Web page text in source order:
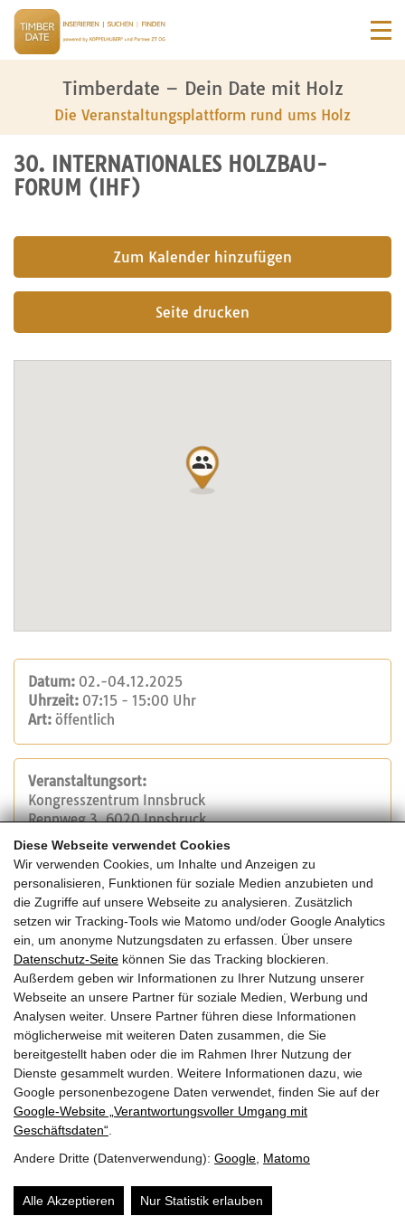
Diese Webseite verwendet Cookies
Wir verwenden Cookies, um Inhalte und Anzeigen zu
personalisieren, Funktionen für soziale Medien anzubieten und
die Zugriffe auf unsere Webseite zu analysieren. Zusätzlich
setzen wir Tracking-Tools wie Matomo und/oder Google Analytics
ein, um anonyme Nutzungsdaten zu erfassen. Über unsere
Datenschutz-Seite können Sie das Tracking blockieren.
Außerdem geben wir Informationen zu Ihrer Nutzung unserer
Webseite an unsere Partner für soziale Medien, Werbung und
Analysen weiter. Unsere Partner führen diese Informationen
möglicherweise mit weiteren Daten zusammen, die Sie
bereitgestellt haben oder die im Rahmen Ihrer Nutzung der
Dienste gesammelt wurden. Weitere Informationen dazu, wie
Google personenbezogene Daten verwendet, finden Sie auf der
Google‑Website „Verantwortungsvoller Umgang mit
Geschäftsdaten“
Andere Dritte (Datenverwendung): Google Matomo
Alle Akzeptieren Nur Statistik erlauben
Timberdate – Dein Date mit Holz
Die Veranstaltungsplattform rund ums Holz
30. INTERNATIONALES HOLZBAU-
FORUM (IHF)
Seite drucken
Datum: 02.-04.12.2025
Uhrzeit: 07:15 - 15:00 Uhr
Art: öffentlich
Veranstaltungsort:
Kongresszentrum Innsbruck
Rennweg 3, 6020 Innsbruck
Veranstalter:
Forum Holzbau
Tel.: +41 32 327 20 00
E-Mail:info@forum-holzbau.com
Website
Kosten:
Zurück zur Übersicht
© 2026 | Dein Date mit Holz.powered byKOPPELHUBER² und
Partner ZT OG
|